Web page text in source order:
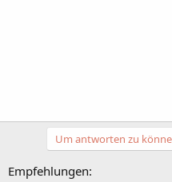
Um antworten zu
Empfehlungen: